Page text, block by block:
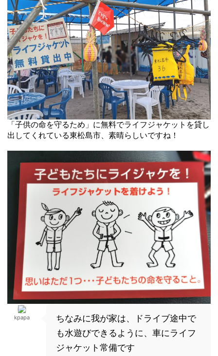
「子供の命を守るため」に無料でライフジャケットを貸し
出してくれている東松島市、素晴らしいですね！
kpapa
ちなみに我が家は、ドライブ途中で
も水遊びできるように、車にライフ
ジャケット常備です